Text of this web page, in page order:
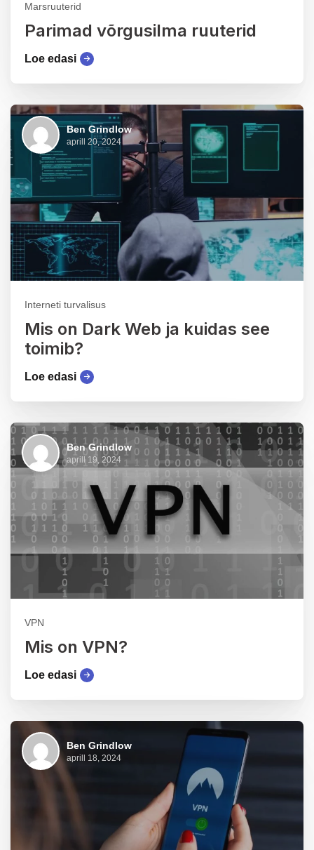
Marsruuterid
Parimad võrgusilma ruuterid
Loe edasi
Ben Grindlow
aprill 20, 2024
Interneti turvalisus
Mis on Dark Web ja kuidas see
toimib?
Loe edasi
Ben Grindlow
aprill 19, 2024
VPN
Mis on VPN?
Loe edasi
Ben Grindlow
aprill 18, 2024